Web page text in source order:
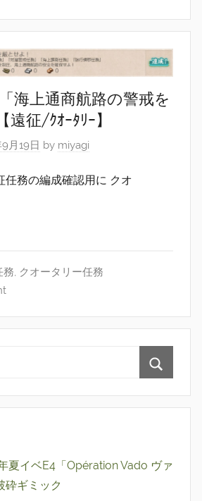
海上通商航路の警戒を
征/ｸｵｰﾀﾘｰ】
月19日 by miyagi
任務の編成確認用に クオ
務, クオータリー任務
夏イベE4「Opération Vado ヴァ
砕ギミック